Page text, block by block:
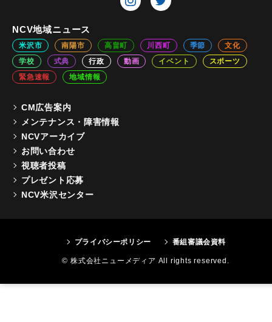
NCV地域ニュース
米沢市 南陽市 高畠町 川西町 季節
文化
学校
式典 行政 動画 イベント
スポーツ
緊急速報
地域情報
CM広告案内
メンテナンス・障害情報
NCVアーカイブ
お問い合わせ
視聴者投稿
プレゼント応募
NCV米沢センター
プライバシーポリシー 番組審議会資料
© 株式会社ニューメディア All rights reserved.